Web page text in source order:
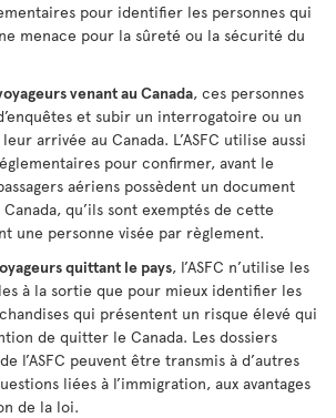
pour identifier les personnes qui
menace pour la sûreté ou la sécurité du
venant au Canada, ces personnes
et subir un interrogatoire ou un
arrivée au Canada. L’ASFC utilise aussi
pour confirmer, avant le
aériens possèdent un document
qu’ils sont exemptés de cette
une personne visée par règlement.
quittant le pays, l’ASFC n’utilise les
à la sortie que pour mieux identifier les
qui présentent un risque élevé qui
de quitter le Canada. Les dossiers
l’ASFC peuvent être transmis à d’autres
liées à l’immigration, aux avantages
de la loi.